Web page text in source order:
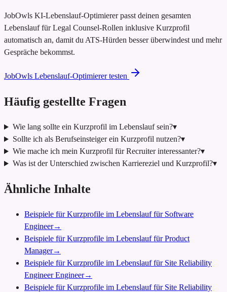
JobOwls KI-Lebenslauf-Optimierer passt deinen gesamten
Lebenslauf für Legal Counsel-Rollen inklusive Kurzprofil
automatisch an, damit du ATS-Hürden besser überwindest und mehr
Gespräche bekommst.
JobOwls Lebenslauf-Optimierer testen
Häufig gestellte Fragen
Wie lang sollte ein Kurzprofil im Lebenslauf sein?▾
Sollte ich als Berufseinsteiger ein Kurzprofil nutzen?▾
Wie mache ich mein Kurzprofil für Recruiter interessanter?▾
Was ist der Unterschied zwischen Karriereziel und Kurzprofil?▾
Ähnliche Inhalte
Beispiele für Kurzprofile im Lebenslauf für Software
Engineer→
Beispiele für Kurzprofile im Lebenslauf für Product
Manager→
Beispiele für Kurzprofile im Lebenslauf für Site Reliability
Engineer Engineer→
Beispiele für Kurzprofile im Lebenslauf für Site Reliability